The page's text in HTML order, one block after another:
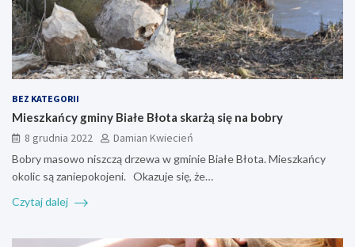
BEZ KATEGORII
Mieszkańcy gminy Białe Błota skarżą się na bobry
8 grudnia 2022
Damian Kwiecień
Bobry masowo niszczą drzewa w gminie Białe Błota. Mieszkańcy
okolic są zaniepokojeni. Okazuje się, że…
Czytaj dalej